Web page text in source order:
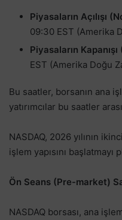
Piyasaların Açılışı
09:30 EST (Amerika
Piyasaların
EST (Amerika Doğu
Bu saatler, borsanın ana
yatırımcılar bu saatler
NASDAQ, 2026 yılının
işlem yapısını başlatmayı
Ön Seans (Pre-market)
NASDAQ borsası, ana